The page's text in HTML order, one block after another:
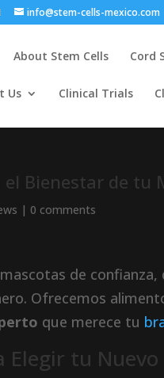
info@stem-cells-mexico.com
About Stem Cells Cord
Us Clinical Trials
Bienestar de tu
| 0 comments
de
Ofrecemos
que merece tu
Elegir tu